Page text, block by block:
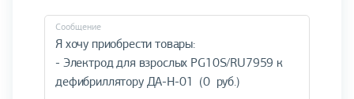
Cообщение